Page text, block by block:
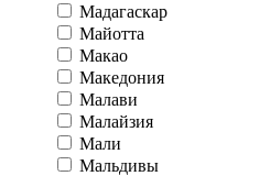
Мадагаскар
Майотта
Макао
Македония
Малави
Малайзия
Мали
Мальдивы